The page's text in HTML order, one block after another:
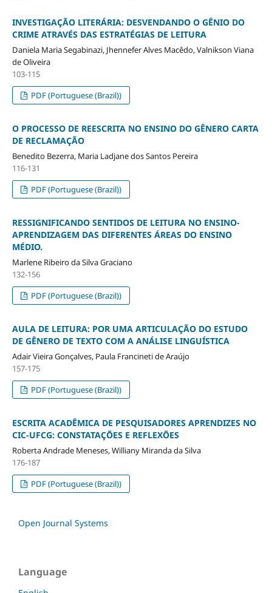
INVESTIGAÇÃO LITERÁRIA: DESVENDANDO O GÊNIO DO
CRIME ATRAVÉS DAS ESTRATÉGIAS DE LEITURA
Daniela Maria Segabinazi, Jhennefer Alves Macêdo, Valnikson Viana
de Oliveira
103-115
PDF (Portuguese (Brazil))
O PROCESSO DE REESCRITA NO ENSINO DO GÊNERO CARTA
DE RECLAMAÇÃO
Benedito Bezerra, Maria Ladjane dos Santos Pereira
116-131
PDF (Portuguese (Brazil))
RESSIGNIFICANDO SENTIDOS DE LEITURA NO ENSINO-
APRENDIZAGEM DAS DIFERENTES ÁREAS DO ENSINO
MÉDIO.
Marlene Ribeiro da Silva Graciano
132-156
PDF (Portuguese (Brazil))
AULA DE LEITURA: POR UMA ARTICULAÇÃO DO ESTUDO
DE GÊNERO DE TEXTO COM A ANÁLISE LINGUÍSTICA
Adair Vieira Gonçalves, Paula Francineti de Araújo
157-175
PDF (Portuguese (Brazil))
ESCRITA ACADÊMICA DE PESQUISADORES APRENDIZES NO
CIC-UFCG: CONSTATAÇÕES E REFLEXÕES
Roberta Andrade Meneses, Williany Miranda da Silva
176-187
PDF (Portuguese (Brazil))
Open Journal Systems
Language